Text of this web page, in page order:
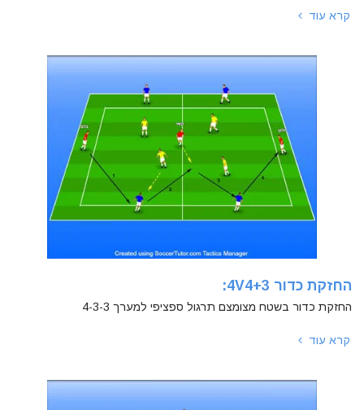
קרא עוד
החזקת כדור 4V4+3:
החזקת כדור בשטח מצומצם תרגול ספציפי למערך 4-3-3
קרא עוד